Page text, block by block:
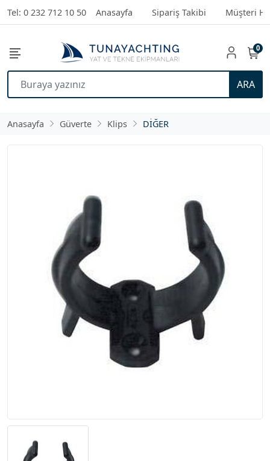
Tel: 0 232 712 10 50 Anasayfa Sipariş Takibi Müşteri
ARA
0
Anasayfa Güverte Klips DİĞER